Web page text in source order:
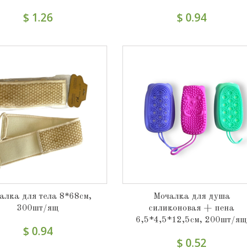
$ 1.26 $ 0.94
для тела 8*68см,
300шт/ящ
$ 0.94
Мочалка для душа
силиконовая + пена
6,5*4,5*12,5см, 200шт/ящ
$ 0.52